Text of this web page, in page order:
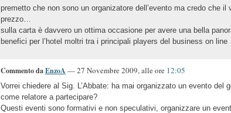
premetto che non sono un organizatore dell’evento ma credo che
prezzo…
sulla carta è davvero un ottima occasione per avere una bella
benefici per l’hotel moltri tra i principali players del business on line
Commento daEnzoA — 27 Novembre 2009, alle ore 12:05
Vorrei chiedere al Sig. L’Abbate: ha mai organizzato un evento del
come relatore a partecipare?
Questi eventi sono formativi e non speculativi, organizzare un